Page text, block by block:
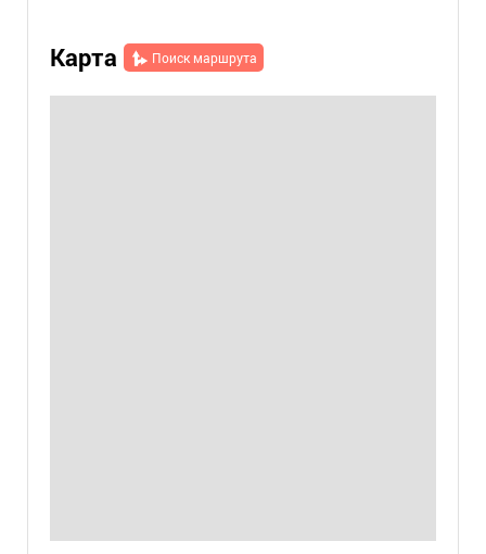
Карта Поиск маршрута